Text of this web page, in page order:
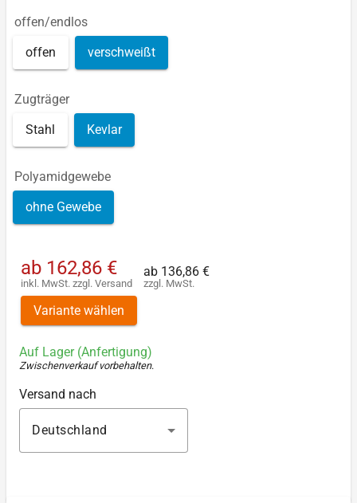
offen/endlos
offen verschweißt
Zugträger
Stahl Kevlar
Polyamidgewebe
ohne Gewebe
ab 162,86 €
inkl. MwSt. zzgl. Versand
ab 136,86 €
zzgl. MwSt.
Variante wählen
Auf Lager (Anfertigung)
Zwischenverkauf vorbehalten.
Versand nach
Deutschland